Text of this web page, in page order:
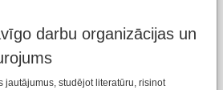
darbu organizācijas un
jautājumus, studējot literatūru, risinot